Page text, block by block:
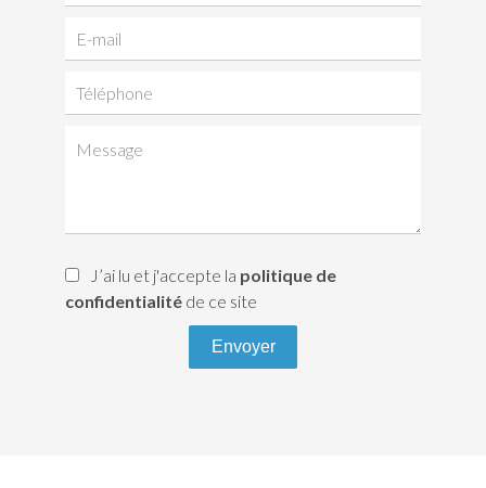
J’ai lu et j'accepte la politique de
confidentialité de ce site
Envoyer